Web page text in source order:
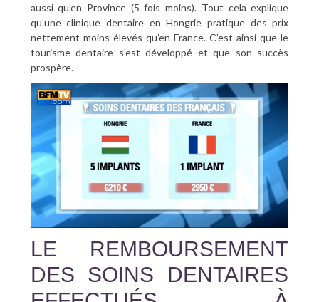
aussi qu’en Province (5 fois moins). Tout cela explique
qu’une clinique dentaire en Hongrie pratique des prix
nettement moins élevés qu’en France. C’est ainsi que le
tourisme dentaire s’est développé et que son succès
prospère.
LE REMBOURSEMENT
DES SOINS DENTAIRES